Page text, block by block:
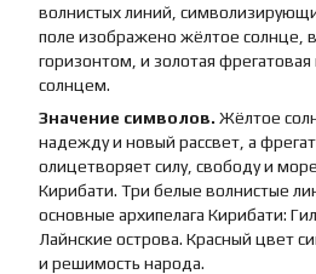
волнистых линий,
поле изображено жёлтое солнце,
горизонтом, и золотая
солнцем.
Значение символов. Жёлтое
надежду и новый рассвет, а
олицетворяет силу, свободу и
Кирибати. Три белые волнистые
основные архипелага Кирибати:
Лайнские острова. Красный цвет
и решимость народа.